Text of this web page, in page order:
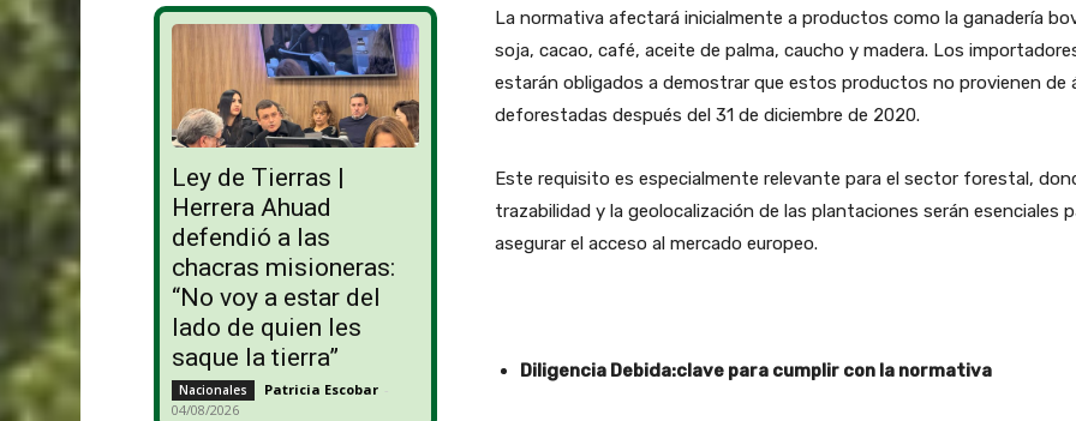
Ley de Tierras |
Herrera Ahuad
defendió a las
chacras misioneras:
“No voy a estar del
lado de quien les
saque la tierra”
Nacionales Patricia Escobar -
04/08/2026
La normativa afectará inicialmente a productos como la ganadería
soja, cacao, café, aceite de palma, caucho y madera. Los
estarán obligados a demostrar que estos productos no provienen de
deforestadas después del 31 de diciembre de 2020.
Este requisito es especialmente relevante para el sector forestal,
trazabilidad y la geolocalización de las plantaciones serán esenciales
asegurar el acceso al mercado europeo.
Diligencia Debida:clave para cumplir con la normativa